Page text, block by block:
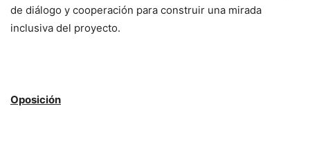
de diálogo y cooperación para construir una mirada
inclusiva del proyecto.
Oposición